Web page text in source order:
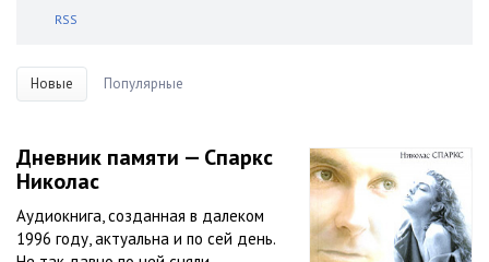
RSS
Новые Популярные
Дневник памяти — Спаркс
Николас
Аудиокнига, созданная в далеком
1996 году, актуальна и по сей день.